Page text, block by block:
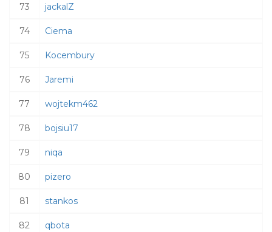
73 jackalZ
74 Ciema
75 Kocembury
76 Jaremi
77 wojtekm462
78 bojsiu17
79 niqa
80 pizero
81 stankos
82 qbota